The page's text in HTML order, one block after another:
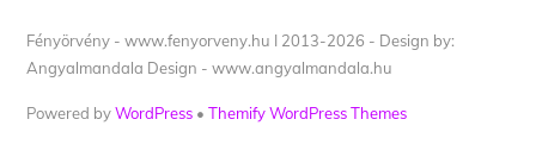
Fényörvény - www.fenyorveny.hu I 2013-2026 - Design by:
Angyalmandala Design - www.angyalmandala.hu
Powered byWordPress •Themify WordPress Themes